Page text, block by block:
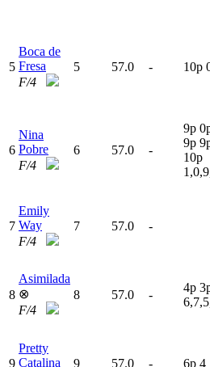
5
Boca de
Fresa
F/4
5 57.0 - 10p
6
Nina
Pobre
F/4
6 57.0 -
9p 0
9p 9
10p
7
Emily
Way
F/4
7 57.0 -
8
Asimilada
⊗
F/4
8 57.0 -
4p 3
9
Pretty
Catalina
9 57.0 - 6p 4